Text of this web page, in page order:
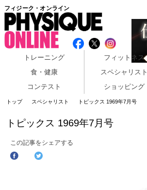
フィジーク・オンライン
トレーニング
フィットネス
食・健康
スペシャリスト
コンテスト
ショッピング
トップ スペシャリスト トピックス 1969年7月号
トピックス 1969年7月号
この記事をシェアする